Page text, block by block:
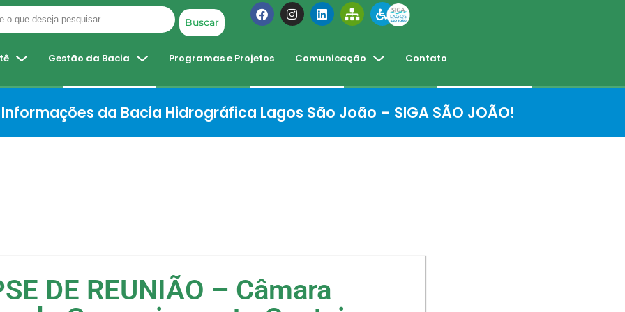
Buscar
Gestão da Bacia Programas e Projetos Comunicação Contato
da Bacia Hidrográfica Lagos São João – SIGA SÃO JOÃO!
DE REUNIÃO – Câmara